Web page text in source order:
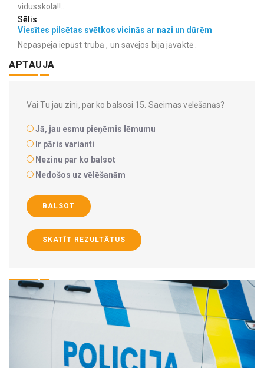
vidusskolā!!...
Sēlis
Viesītes pilsētas svētkos vicinās ar nazi un dūrēm
Nepaspēja iepūst trubā , un savējos bija jāvaktē .
APTAUJA
Vai Tu jau zini, par ko balsosi 15. Saeimas vēlēšanās?
Jā, jau esmu pieņēmis lēmumu
Ir pāris varianti
Nezinu par ko balsot
Nedošos uz vēlēšanām
BALSOT
SKATĪT REZULTĀTUS